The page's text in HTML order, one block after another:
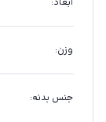
وزن:
جنس بدنه: